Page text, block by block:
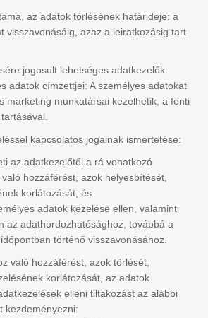
az adatok törlésének határideje: a
visszavonásáig, azaz a leiratkozásig tart
jogosult lehetséges adatkezelők
adatok címzettjei: A személyes adatokat
marketing munkatársai kezelhetik, a fenti
kapcsolatos jogainak ismertetése:
az adatkezelőtől a rá vonatkozó
hozzáférést, azok helyesbítését,
korlátozását, és
adatok kezelése ellen, valamint
az adathordozhatósághoz, továbbá a
történő visszavonásához.
való hozzáférést, azok törlését,
korlátozását, az adatok
elleni tiltakozást az alábbi
kezdeményezni: